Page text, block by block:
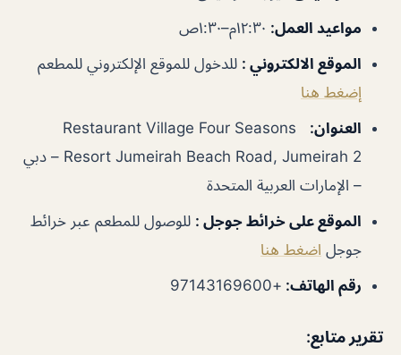
مواعيد العمل: ١٢:٣٠م–١:٣٠ص
الموقع الالكتروني : للدخول للموقع الإلكتروني للمطعم
إضغط هنا
العنوان:
Restaurant Village Four Seasons
Resort Jumeirah Beach Road, Jumeirah 2 – دبي
– الإمارات العربية المتحدة
الموقع على خرائط جوجل : للوصول للمطعم عبر خرائط
جوجل اضغط هنا
رقم الهاتف: +97143169600
تقرير متابع: